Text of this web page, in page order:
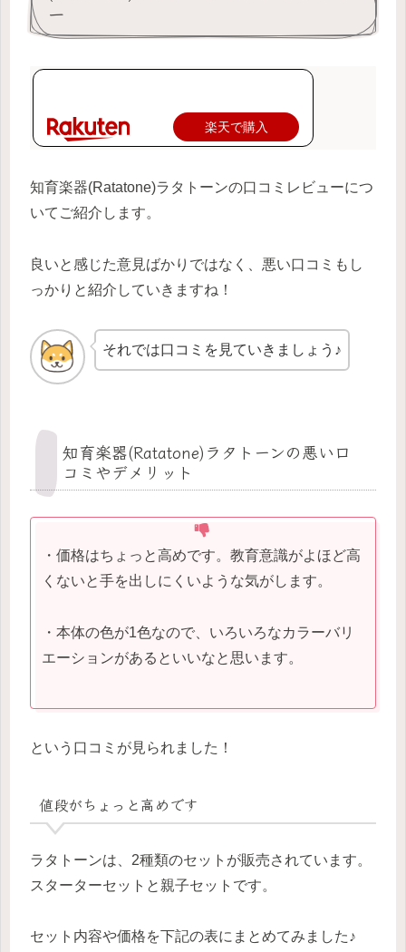
ー
楽天で購入
知育楽器(Ratatone)ラタトーンの口コミレビューにつ
いてご紹介します。
良いと感じた意見ばかりではなく、悪い口コミもし
っかりと紹介していきますね！
それでは口コミを見ていきましょう♪
知育楽器(Ratatone)ラタトーンの悪い口
コミやデメリット
・価格はちょっと高めです。教育意識がよほど高
くないと手を出しにくいような気がします。
・本体の色が1色なので、いろいろなカラーバリ
エーションがあるといいなと思います。
という口コミが見られました！
値段がちょっと高めです
ラタトーンは、2種類のセットが販売されています。
スターターセットと親子セットです。
セット内容や価格を下記の表にまとめてみました♪